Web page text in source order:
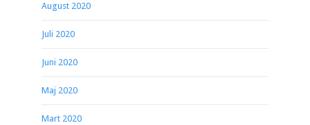
August 2020
Juli 2020
Juni 2020
Maj 2020
Mart 2020